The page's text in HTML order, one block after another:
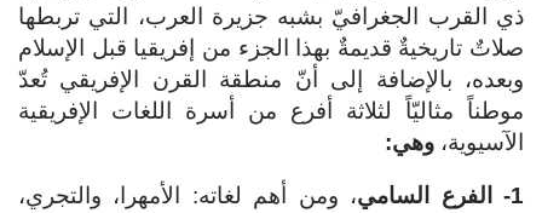
ذي القرب الجغرافيّ بشبه جزيرة العرب، التي تربطها
صلاتٌ تاريخيةٌ قديمةٌ بهذا الجزء من إفريقيا قبل الإسلام
وبعده، بالإضافة إلى أنّ منطقة القرن الإفريقي تُعدّ
موطناً مثاليّاً لثلاثة أفرع من أسرة اللغات الإفريقية
الآسيوية، وهي:
1- الفرع السامي
، ومن أهم لغاته: الأمهرا، والتجري،